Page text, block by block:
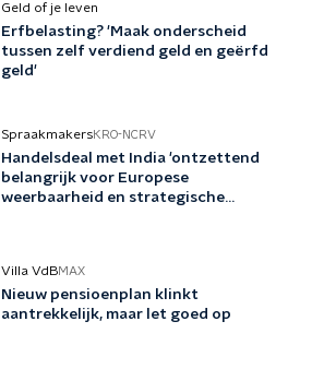
Geld of je leven
Erfbelasting? 'Maak onderscheid
tussen zelf verdiend geld en geërfd
geld'
SpraakmakersKRO-NCRV
Handelsdeal met India 'ontzettend
belangrijk voor Europese
weerbaarheid en strategische
Villa VdBMAX
Nieuw pensioenplan klinkt
aantrekkelijk, maar let goed op